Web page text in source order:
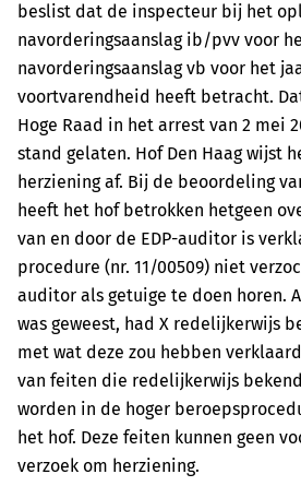
beslist dat de inspecteur bij het
navorderingsaanslag ib/pvv voor
navorderingsaanslag vb voor het
voortvarendheid heeft betracht.
Hoge Raad in het arrest van 2 mei
stand gelaten. Hof Den Haag wijst
herziening af. Bij de beoordeling
heeft het hof betrokken hetgeen
van en door de EDP-auditor is
procedure (nr. 11/00509) niet
auditor als getuige te doen horen.
was geweest, had X redelijkerwijs
met wat deze zou hebben
van feiten die redelijkerwijs
worden in de hoger
het hof. Deze feiten kunnen geen
verzoek om herziening.